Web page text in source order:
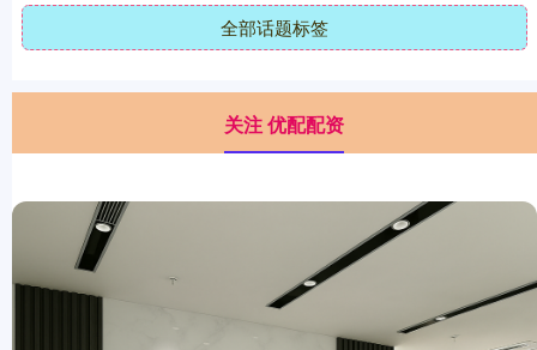
全部话题标签
关注 优配配资